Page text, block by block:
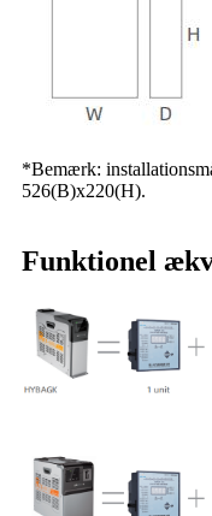
*Bemærk:
526(B)x220(H).
Funktionel